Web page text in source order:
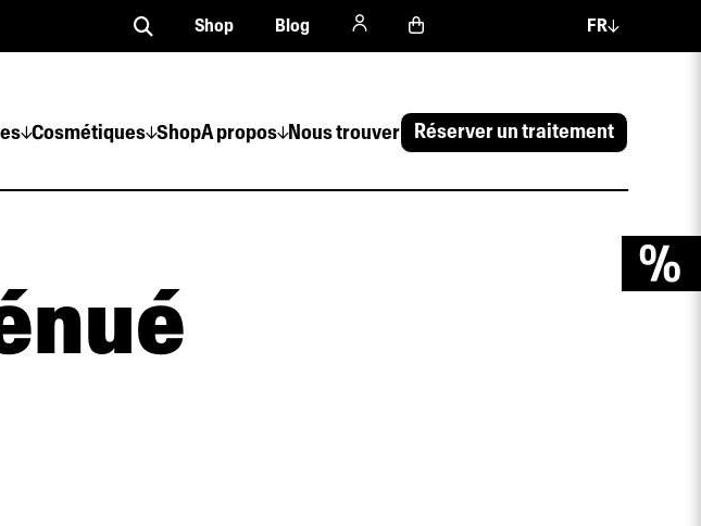
Cosmétiques ShopA propos Nous trouver Réserver un traitement
Shop Blog FR